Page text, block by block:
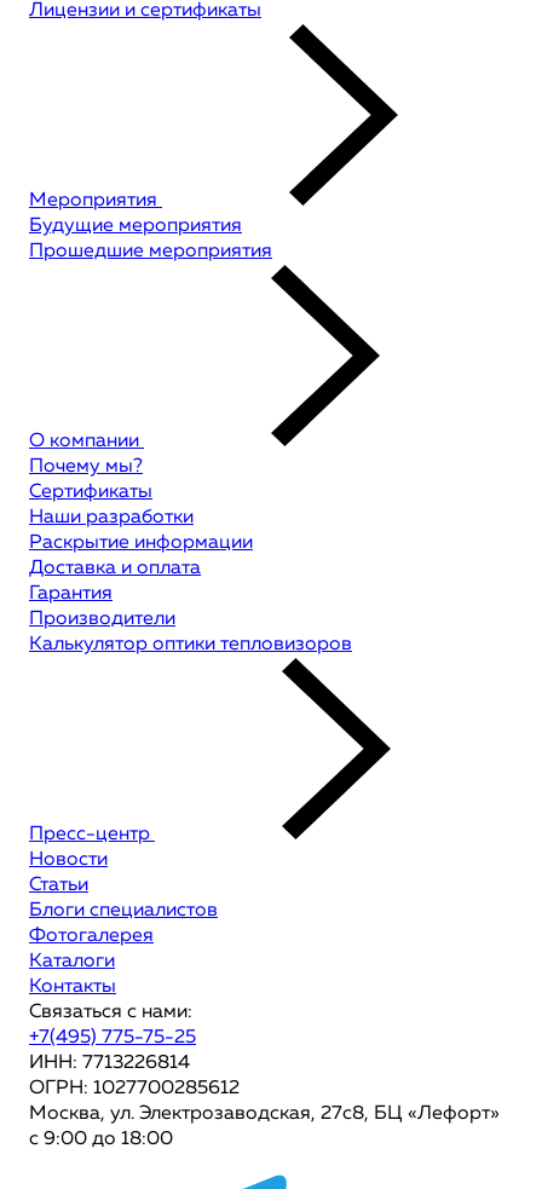
Лицензии и сертификаты
Мероприятия
Будущие мероприятия
Прошедшие мероприятия
О компании
Почему мы?
Сертификаты
Наши разработки
Раскрытие информации
Доставка и оплата
Гарантия
Производители
Калькулятор оптики тепловизоров
Пресс-центр
Новости
Статьи
Блоги специалистов
Фотогалерея
Каталоги
Контакты
Связаться с нами:
+7(495) 775-75-25
ИНН: 7713226814
ОГРН: 1027700285612
Москва, ул. Электрозаводская, 27с8, БЦ «Лефорт»
с 9:00 до 18:00